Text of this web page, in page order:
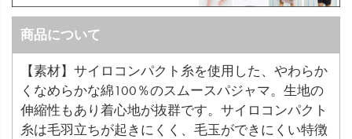
商品について
【素材】サイロコンパクト糸を使用した、やわらか
くなめらかな綿100％のスムースパジャマ。生地の
伸縮性もあり着心地が抜群です。サイロコンパクト
糸は毛羽立ちが起きにくく、毛玉ができにくい特徴